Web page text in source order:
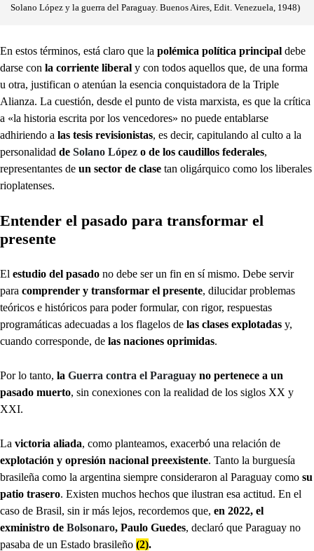
Solano López y la guerra del Paraguay. Buenos Aires, Edit. Venezuela, 1948)
En estos términos, está claro que la polémica política principal debe
darse con la corriente liberal y con todos aquellos que, de una forma
u otra, justifican o atenúan la esencia conquistadora de la Triple
Alianza. La cuestión, desde el punto de vista marxista, es que la crítica
a «la historia escrita por los vencedores» no puede entablarse
adhiriendo a las tesis revisionistas, es decir, capitulando al culto a la
personalidad de Solano López o de los caudillos federales,
representantes de un sector de clase tan oligárquico como los liberales
rioplatenses.
Entender el pasado para transformar el
presente
El estudio del pasado no debe ser un fin en sí mismo. Debe servir
para comprender y transformar el presente, dilucidar problemas
teóricos e históricos para poder formular, con rigor, respuestas
programáticas adecuadas a los flagelos de las clases explotadas y,
cuando corresponde, de las naciones oprimidas.
Por lo tanto, la Guerra contra el Paraguay no pertenece a un
pasado muerto, sin conexiones con la realidad de los siglos XX y
XXI.
La victoria aliada, como planteamos, exacerbó una relación de
explotación y opresión nacional preexistente. Tanto la burguesía
brasileña como la argentina siempre consideraron al Paraguay como su
patio trasero. Existen muchos hechos que ilustran esa actitud. En el
caso de Brasil, sin ir más lejos, recordemos que, en 2022, el
exministro de Bolsonaro, Paulo Guedes, declaró que Paraguay no
pasaba de un Estado brasileño (2).